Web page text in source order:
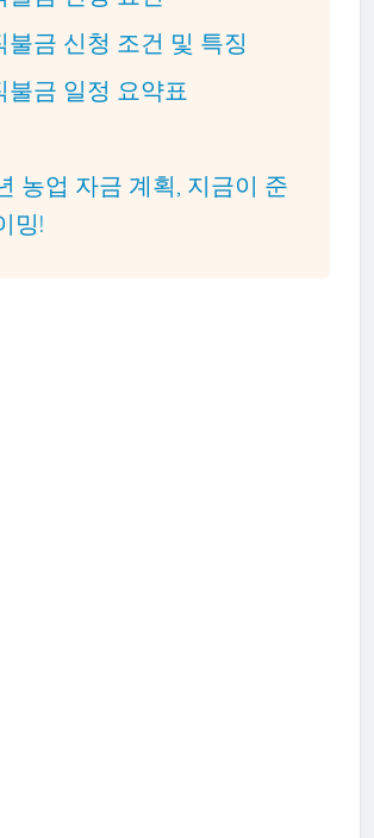
불금 신청 조건 및 특징
불금 일정 요약표
농업 자금 계획, 지금이 준
밍!